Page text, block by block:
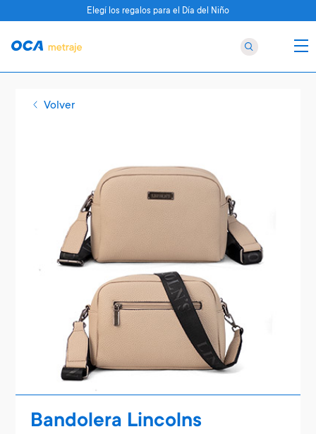
Volver
Bandolera Lincolns
Elegí los regalos para el Día del Niño